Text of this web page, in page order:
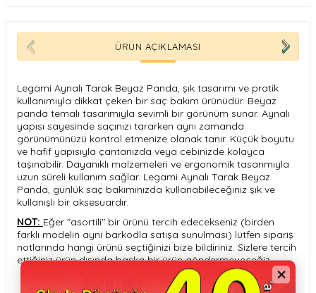
ÜRÜN AÇIKLAMASI
Legami Aynalı Tarak Beyaz Panda, şık tasarımı ve pratik
kullanımıyla dikkat çeken bir saç bakım ürünüdür. Beyaz
panda temalı tasarımıyla sevimli bir görünüm sunar. Aynalı
yapısı sayesinde saçınızı tararken aynı zamanda
görünümünüzü kontrol etmenize olanak tanır. Küçük boyutu
ve hafif yapısıyla çantanızda veya cebinizde kolayca
taşınabilir. Dayanıklı malzemeleri ve ergonomik tasarımıyla
uzun süreli kullanım sağlar. Legami Aynalı Tarak Beyaz
Panda, günlük saç bakımınızda kullanabileceğiniz şık ve
kullanışlı bir aksesuardır.
NOT: Eğer "asortili" bir ürünü tercih edecekseniz (birden
farklı modelin aynı barkodla satışa sunulması) lütfen sipariş
notlarında hangi ürünü seçtiğinizi bize bildiriniz. Sizlere tercih
ettiğiniz ürün dışında başka bir ürün göndermeyeceğiz.